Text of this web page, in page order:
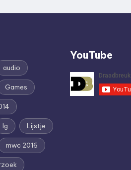
audio
Games
lg Lijstje
mwc 2016
YouTube